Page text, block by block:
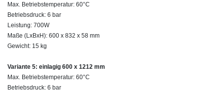
Max. Betriebstemperatur: 60°C
Betriebsdruck: 6 bar
Leistung: 700W
Maße (LxBxH): 600 x 832 x 58 mm
Gewicht: 15 kg
Variante 5: einlagig 600 x 1212 mm
Max. Betriebstemperatur: 60°C
Betriebsdruck: 6 bar